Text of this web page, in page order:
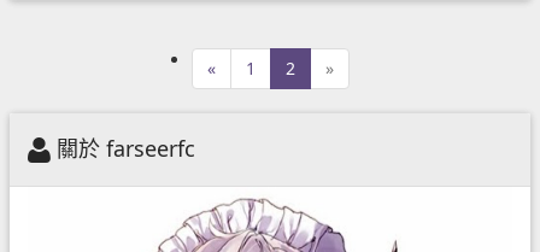
« 1 2 »
關於 farseerfc